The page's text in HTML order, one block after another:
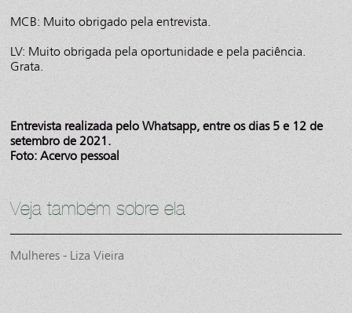
MCB: Muito obrigado pela entrevista.
LV: Muito obrigada pela oportunidade e pela paciência.
Grata.
Entrevista realizada pelo Whatsapp, entre os dias 5 e 12 de
setembro de 2021.
Foto: Acervo pessoal
Veja também sobre ela
Mulheres - Liza Vieira